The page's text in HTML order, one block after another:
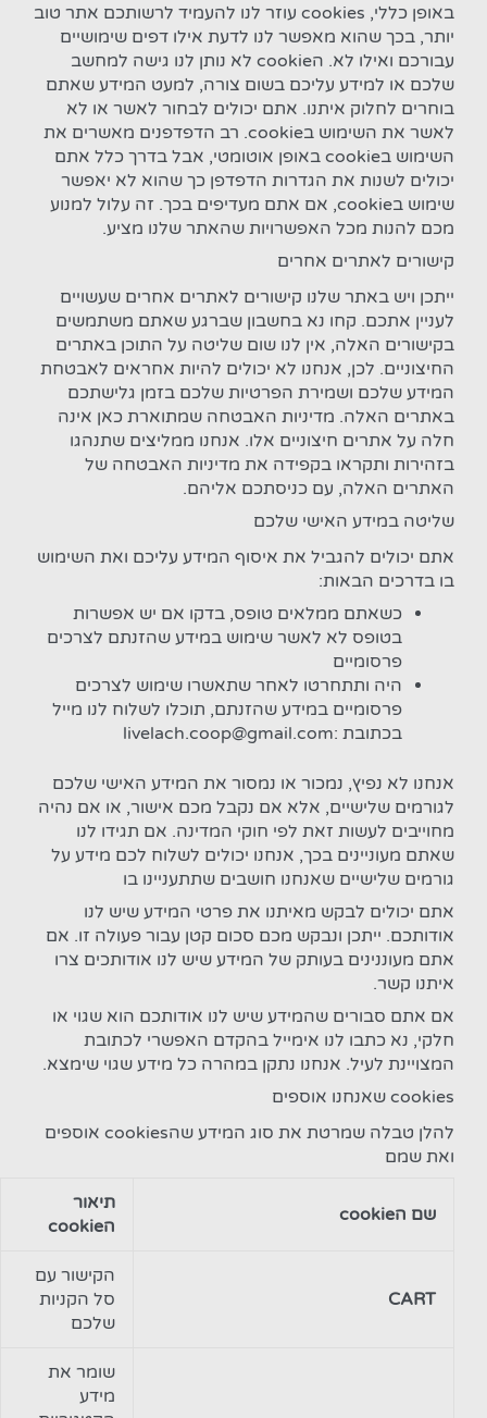
באופן כללי, cookies עוזר לנו להעמיד לרשותכם אתר טוב
יותר, בכך שהוא מאפשר לנו לדעת אילו דפים שימושיים
עבורכם ואילו לא. הcookie לא נותן לנו גישה למחשב
שלכם או למידע עליכם בשום צורה, למעט המידע שאתם
בוחרים לחלוק איתנו. אתם יכולים לבחור לאשר או לא
לאשר את השימוש בcookie. רב הדפדפנים מאשרים את
השימוש בcookie באופן אוטומטי, אבל בדרך כלל אתם
יכולים לשנות את הגדרות הדפדפן כך שהוא לא יאפשר
שימוש בcookie, אם אתם מעדיפים בכך. זה עלול למנוע
מכם להנות מכל האפשרויות שהאתר שלנו מציע.
קישורים לאתרים אחרים
ייתכן ויש באתר שלנו קישורים לאתרים אחרים שעשויים
לעניין אתכם. קחו נא בחשבון שברגע שאתם משתמשים
בקישורים האלה, אין לנו שום שליטה על התוכן באתרים
החיצוניים. לכן, אנחנו לא יכולים להיות אחראים לאבטחת
המידע שלכם ושמירת הפרטיות שלכם בזמן גלישתכם
באתרים האלה. מדיניות האבטחה שמתוארת כאן אינה
חלה על אתרים חיצוניים אלו. אנחנו ממליצים שתנהגו
בזהירות ותקראו בקפידה את מדיניות האבטחה של
האתרים האלה, עם כניסתכם אליהם.
שליטה במידע האישי שלכם
אתם יכולים להגביל את איסוף המידע עליכם ואת השימוש
בו בדרכים הבאות:
כשאתם ממלאים טופס, בדקו אם יש אפשרות
בטופס לא לאשר שימוש במידע שהזנתם לצרכים
פרסומיים
היה ותתחרטו לאחר שתאשרו שימוש לצרכים
פרסומיים במידע שהזנתם, תוכלו לשלוח לנו מייל
בכתובת :livelach.coop@gmail.com
אנחנו לא נפיץ, נמכור או נמסור את המידע האישי שלכם
לגורמים שלישיים, אלא אם נקבל מכם אישור, או אם נהיה
מחוייבים לעשות זאת לפי חוקי המדינה. אם תגידו לנו
שאתם מעוניינים בכך, אנחנו יכולים לשלוח לכם מידע על
גורמים שלישיים שאנחנו חושבים שתתעניינו בו
אתם יכולים לבקש מאיתנו את פרטי המידע שיש לנו
אודותכם. ייתכן ונבקש מכם סכום קטן עבור פעולה זו. אם
אתם מעוננינים בעותק של המידע שיש לנו אודותכים צרו
איתנו קשר.
אם אתם סבורים שהמידע שיש לנו אודותכם הוא שגוי או
חלקי, נא כתבו לנו אימייל בהקדם האפשרי לכתובת
המצויינת לעיל. אנחנו נתקן במהרה כל מידע שגוי שימצא.
cookies שאנחנו אוספים
להלן טבלה שמרטת את סוג המידע שהcookies אוספים
ואת שמם
שם הcookie
תיאור
הcookie
CART
הקישור עם
סל הקניות
שלכם
שומר את
מידע